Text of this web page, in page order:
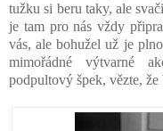
tužku si beru taky, ale
je tam pro nás vždy
vás, ale bohužel už je
mimořádné výtvarné
podpultový špek, vězte,